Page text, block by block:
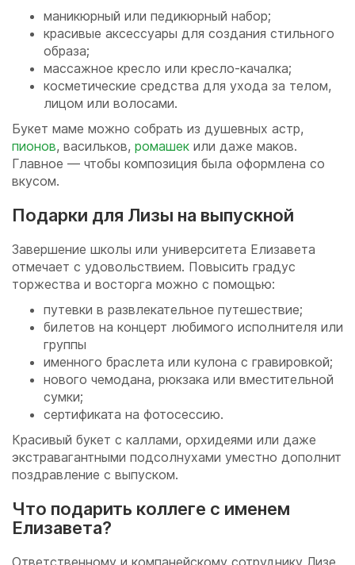
маникюрный или педикюрный набор;
красивые аксессуары для создания стильного
образа;
массажное кресло или кресло-качалка;
косметические средства для ухода за телом,
лицом или волосами.
Букет маме можно собрать из душевных астр,
пионов, васильков, ромашек или даже маков.
Главное — чтобы композиция была оформлена со
вкусом.
Подарки для Лизы на выпускной
Завершение школы или университета Елизавета
отмечает с удовольствием. Повысить градус
торжества и восторга можно с помощью:
путевки в развлекательное путешествие;
билетов на концерт любимого исполнителя или
группы
именного браслета или кулона с гравировкой;
нового чемодана, рюкзака или вместительной
сумки;
сертификата на фотосессию.
Красивый букет с каллами, орхидеями или даже
экстравагантными подсолнухами уместно дополнит
поздравление с выпуском.
Что подарить коллеге с именем
Елизавета?